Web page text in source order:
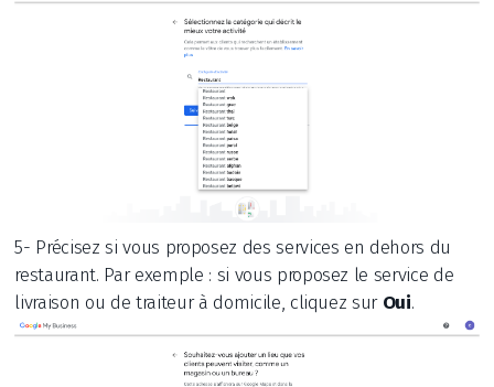
5- Précisez si vous proposez des services en dehors du
restaurant. Par exemple : si vous proposez le service de
livraison ou de traiteur à domicile, cliquez sur Oui.